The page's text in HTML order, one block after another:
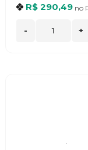
R$ 290,49 no
- +